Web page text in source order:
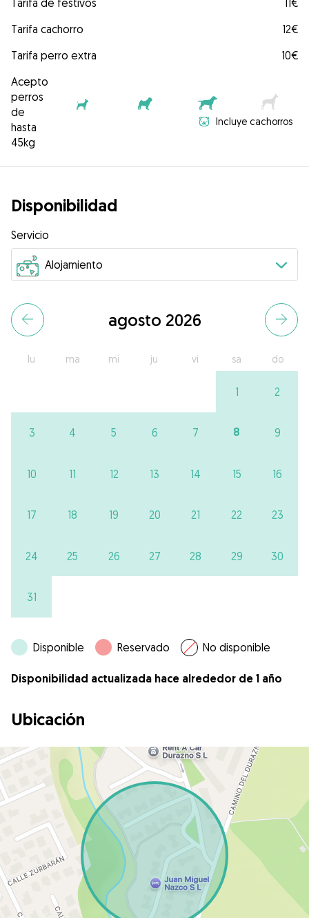
Tarifa de festivos
11€
Tarifa cachorro
12€
Tarifa perro extra
10€
Acepto
perros
de
hasta
45kg
Incluye cachorros
Disponibilidad
Servicio
agosto 2026
lu ma mi ju vi sa do
1 2
3 4 5 6 7 8 9
10 11 12 13 14 15 16
17 18 19 20 21 22 23
24 25 26 27 28 29 30
31
Disponible Reservado No disponible
Disponibilidad actualizada hace alrededor de 1 año
Ubicación